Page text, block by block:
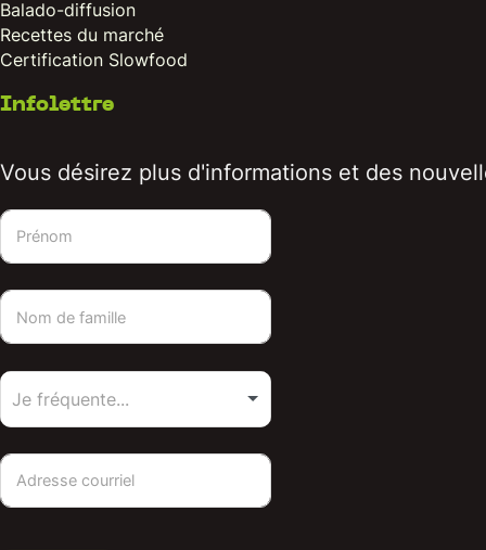
Balado-diffusion
Recettes du marché
Certification Slowfood
Infolettre
Vous désirez plus d'informations et des